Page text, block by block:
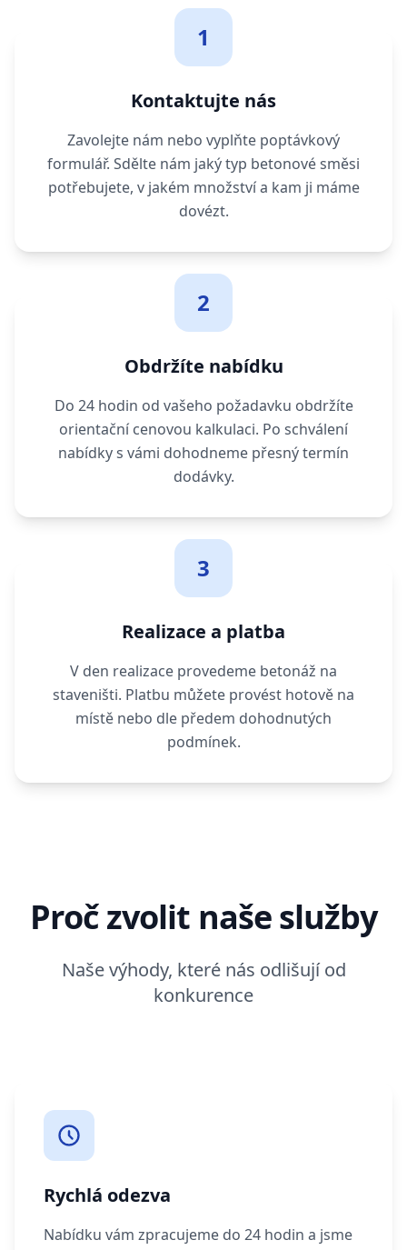
1
Kontaktujte nás
Zavolejte nám nebo vyplňte poptávkový
formulář. Sdělte nám jaký typ betonové směsi
potřebujete, v jakém množství a kam ji máme
dovézt.
2
Obdržíte nabídku
Do 24 hodin od vašeho požadavku obdržíte
orientační cenovou kalkulaci. Po schválení
nabídky s vámi dohodneme přesný termín
dodávky.
3
Realizace a platba
V den realizace provedeme betonáž na
staveništi. Platbu můžete provést hotově na
místě nebo dle předem dohodnutých
podmínek.
Proč zvolit naše služby
Naše výhody, které nás odlišují od
konkurence
Rychlá odezva
Nabídku vám zpracujeme do 24 hodin a jsme